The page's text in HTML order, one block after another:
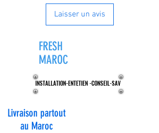
Laisser un avis
FRESH
MAROC
INSTALLATION-ENTETIEN -CONSEIL-SAV
INSTALLATION-ENTETIEN -CONSEIL-SAV
Livraison partout
au Maroc